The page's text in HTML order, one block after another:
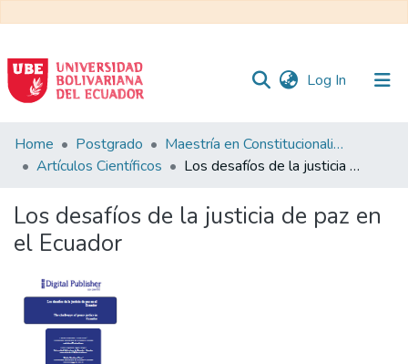
Log In (current)
Communities
&
All of DSpace
Home Postgrado
Maestría en Constitucionalismo Contemporáneo y Gobernanza Local
Artículos Científicos
Los desafíos de la justicia de paz en el Ecuador
Los desafíos de la justicia de paz en
el Ecuador